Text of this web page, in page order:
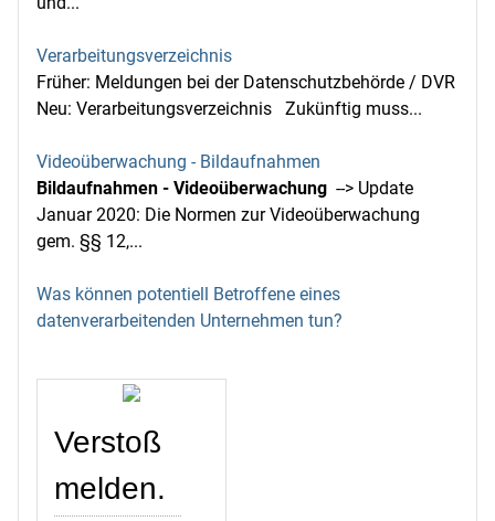
Verarbeitungsverzeichnis
Früher: Meldungen bei der Datenschutzbehörde / DVR
Neu: Verarbeitungsverzeichnis Zukünftig muss...
Videoüberwachung - Bildaufnahmen
Bildaufnahmen - Videoüberwachung --> Update
Januar 2020: Die Normen zur Videoüberwachung
gem. §§ 12,...
Was können potentiell Betroffene eines
datenverarbeitenden Unternehmen tun?
Verstoß
melden.